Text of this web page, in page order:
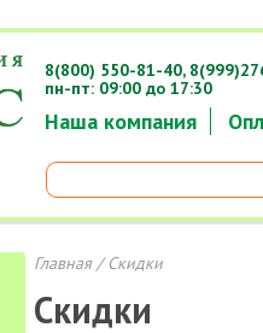
Наша компания
8(800) 550-81-40,
пн-пт: 09:00 до 17:30
Главная/ Скидки
Скидки